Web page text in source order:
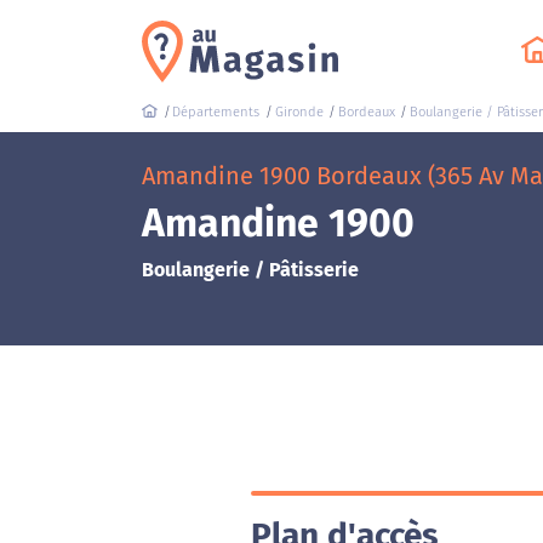
Départements Gironde Bordeaux Boulangerie /
Amandine 1900 Bordeaux (365 Av
Amandine 1900
Boulangerie / Pâtisserie